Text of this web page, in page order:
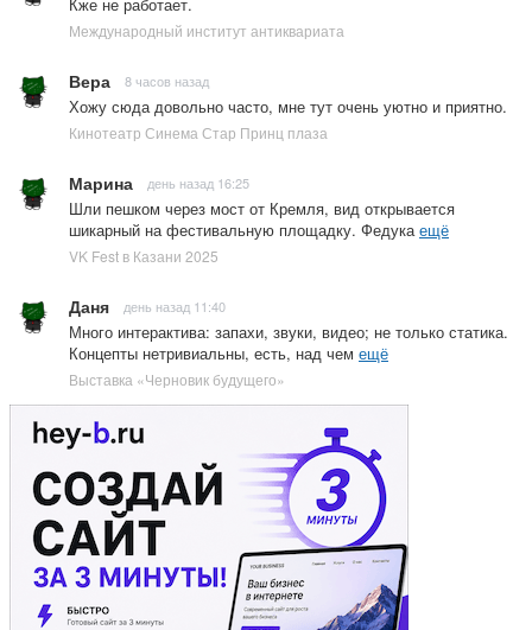
Международный институт антиквариата
Вера 8 часов назад
Хожу сюда довольно часто, мне тут очень уютно и приятно.
Кинотеатр Синема Стар Принц плаза
Марина день назад 16:25
Шли пешком через мост от Кремля, вид открывается
шикарный на фестивальную площадку. Федука ещё
VK Fest в Казани 2025
Даня день назад 11:40
Много интерактива: запахи, звуки, видео; не только статика.
Концепты нетривиальны, есть, над чем ещё
Выставка «Черновик будущего»